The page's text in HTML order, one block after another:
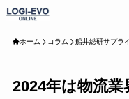
ホーム コラム 船井総研サプラ
2024年は物流